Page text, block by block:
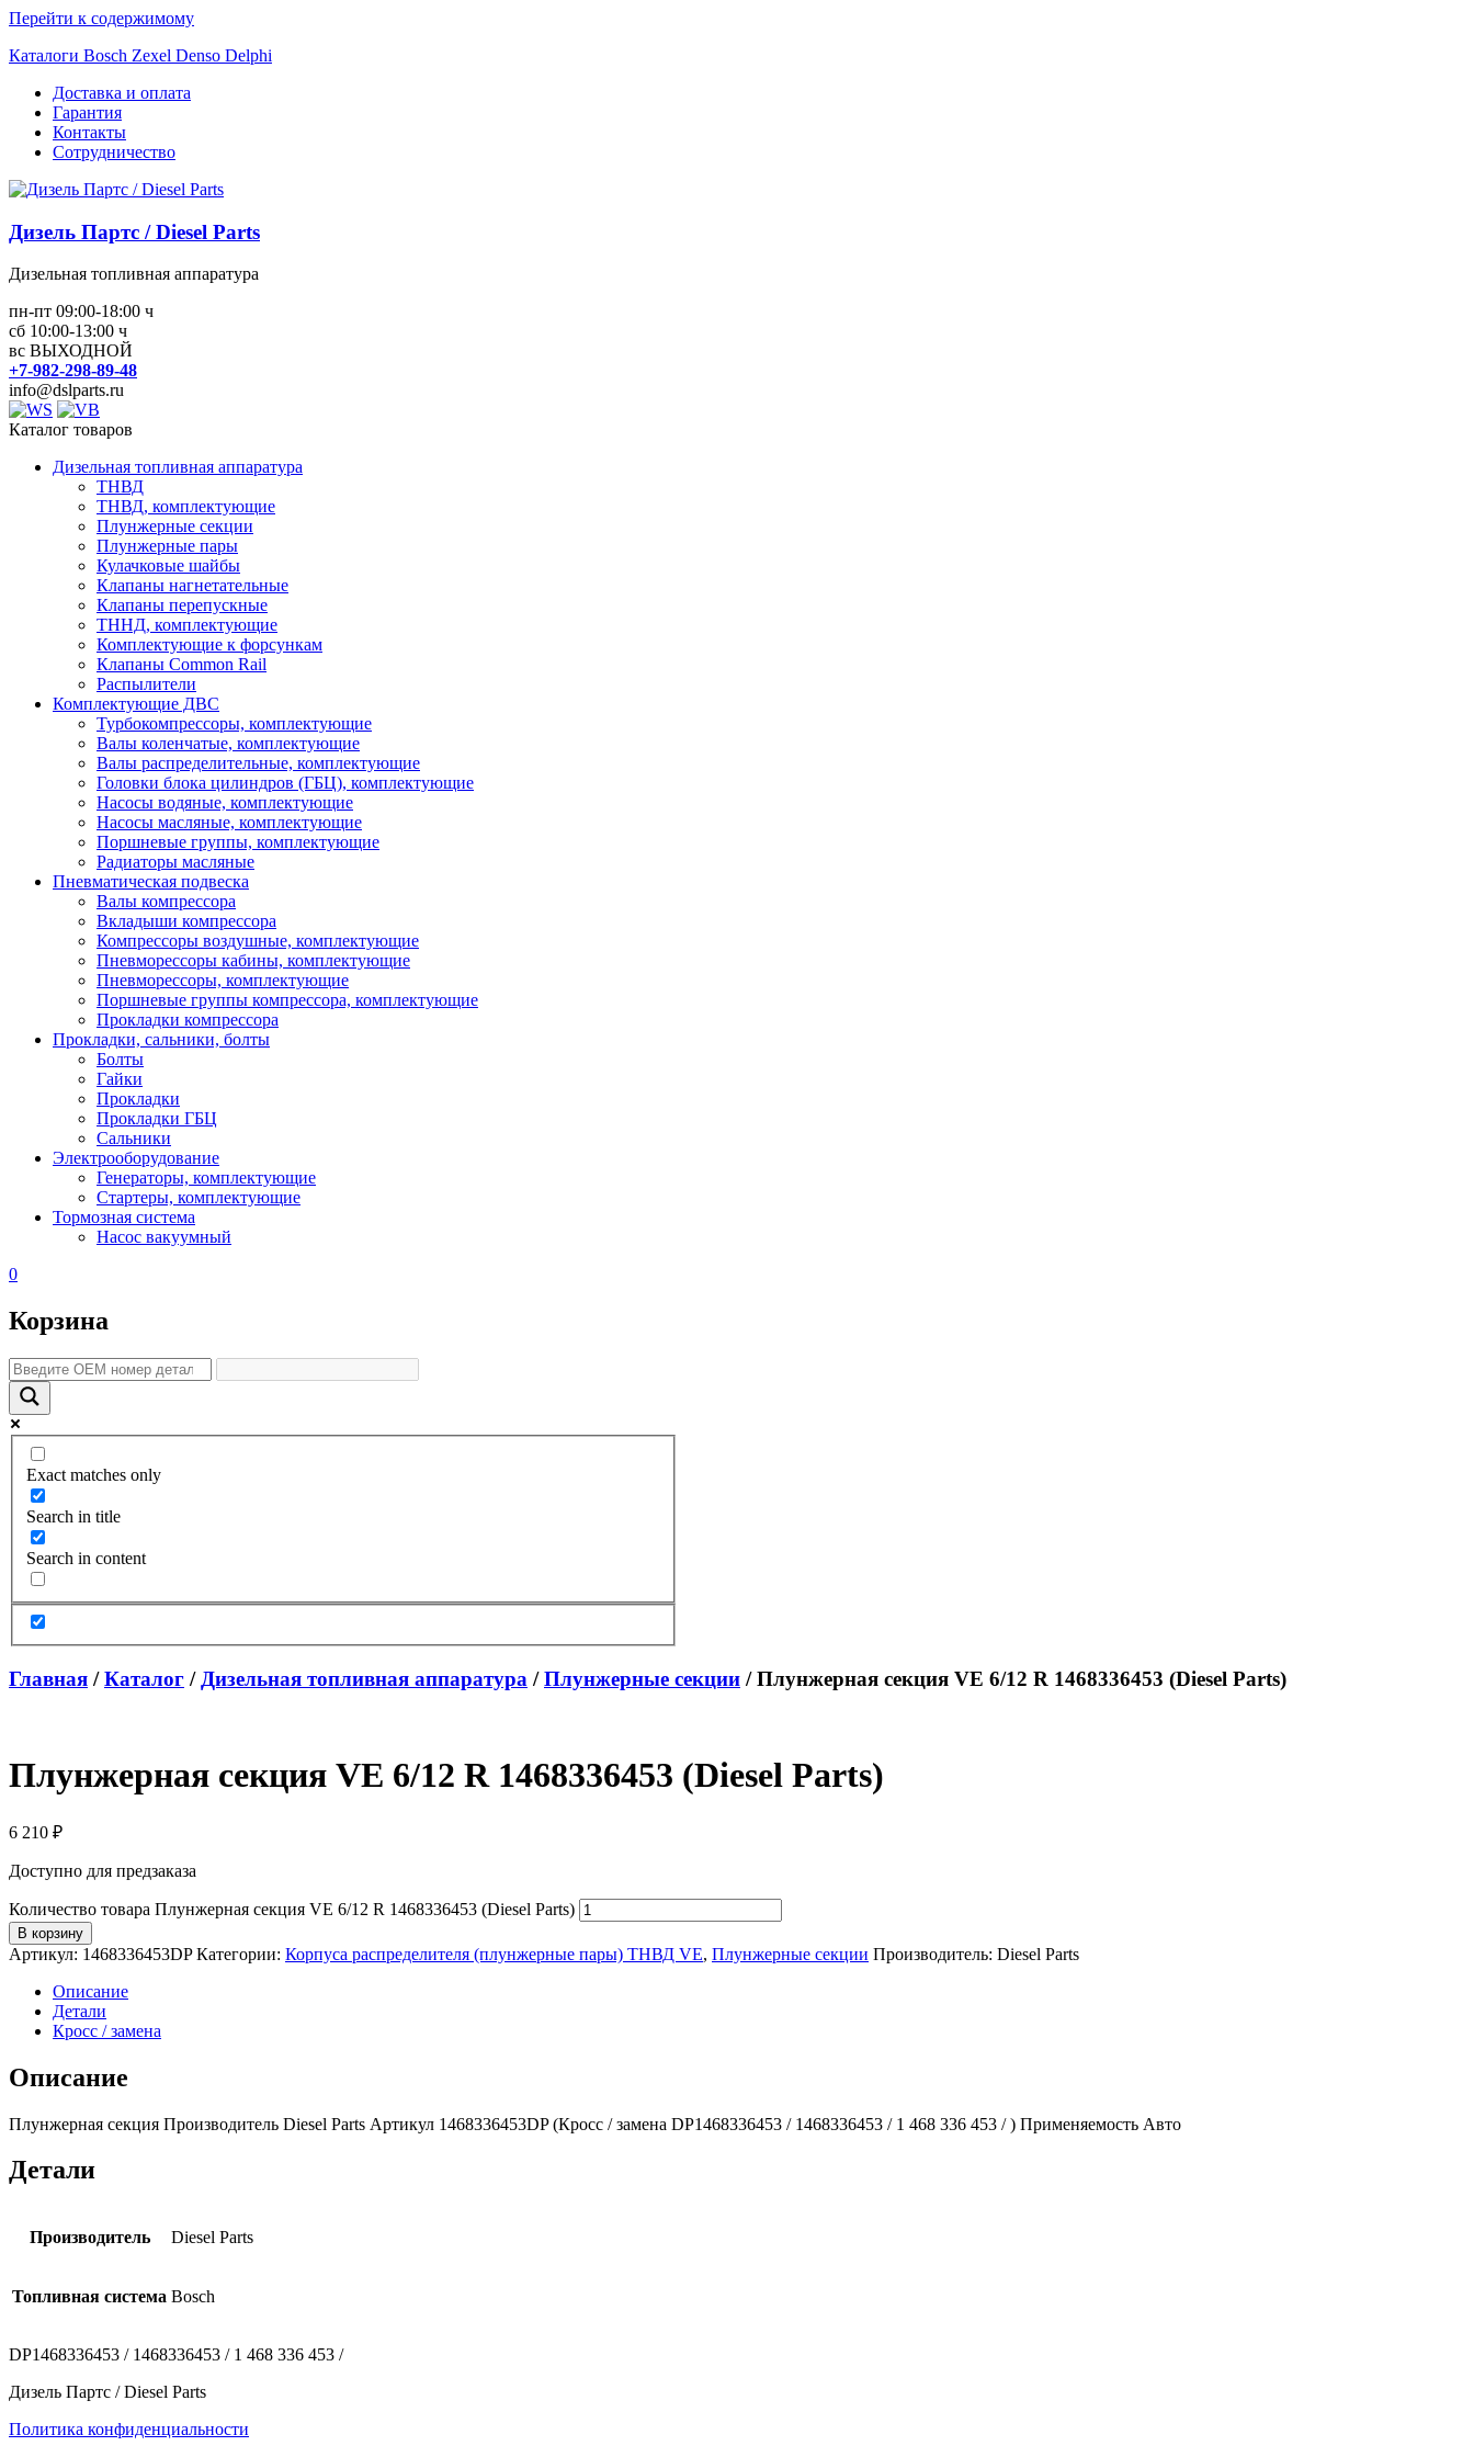
Перейти к содержимому
Каталоги Bosch Zexel Denso Delphi
Доставка и оплата
Гарантия
Контакты
Сотрудничество
Дизель Партс / Diesel Parts
Дизельная топливная аппаратура
пн-пт 09:00-18:00 ч
сб 10:00-13:00 ч
вс ВЫХОДНОЙ
+7-982-298-89-48
info@dslparts.ru
Каталог товаров
Дизельная топливная аппаратура
ТНВД
ТНВД, комплектующие
Плунжерные секции
Плунжерные пары
Кулачковые шайбы
Клапаны нагнетательные
Клапаны перепускные
ТННД, комплектующие
Комплектующие к форсункам
Клапаны Common Rail
Распылители
Комплектующие ДВС
Турбокомпрессоры, комплектующие
Валы коленчатые, комплектующие
Валы распределительные, комплектующие
Головки блока цилиндров (ГБЦ), комплектующие
Насосы водяные, комплектующие
Насосы масляные, комплектующие
Поршневые группы, комплектующие
Радиаторы масляные
Пневматическая подвеска
Валы компрессора
Вкладыши компрессора
Компрессоры воздушные, комплектующие
Пневморессоры кабины, комплектующие
Пневморессоры, комплектующие
Поршневые группы компрессора, комплектующие
Прокладки компрессора
Прокладки, сальники, болты
Болты
Гайки
Прокладки
Прокладки ГБЦ
Сальники
Электрооборудование
Генераторы, комплектующие
Стартеры, комплектующие
Тормозная система
Насос вакуумный
0
Корзина
Exact matches only
Search in title
Search in content
Главная /Каталог / Дизельная топливная аппаратура /Плунжерные секции / Плунжерная секция VE 6/12 R 1468336453 (Diesel Parts)
Плунжерная секция VE 6/12 R 1468336453 (Diesel Parts)
6 210 ₽
Доступно для предзаказа
Количество товара Плунжерная секция VE 6/12 R 1468336453 (Diesel Parts)
В корзину
Артикул: 1468336453DP Категории: Корпуса распределителя (плунжерные пары) ТНВД VE, Плунжерные секции Производитель: Diesel Parts
Описание
Детали
Кросс / замена
Описание
Плунжерная секция Производитель Diesel Parts Артикул 1468336453DP (Кросс / замена DP1468336453 / 1468336453 / 1 468 336 453 / ) Применяемость Авто
Детали
Производитель Diesel Parts
Топливная система Bosch
DP1468336453 / 1468336453 / 1 468 336 453 /
Дизель Партс / Diesel Parts
Политика конфиденциальности